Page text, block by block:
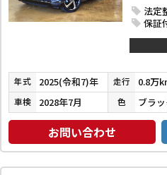
法定
保証
年式 2025(令和7)年 走行 0.8万
車検 2028年7月 色
お問い合わせ